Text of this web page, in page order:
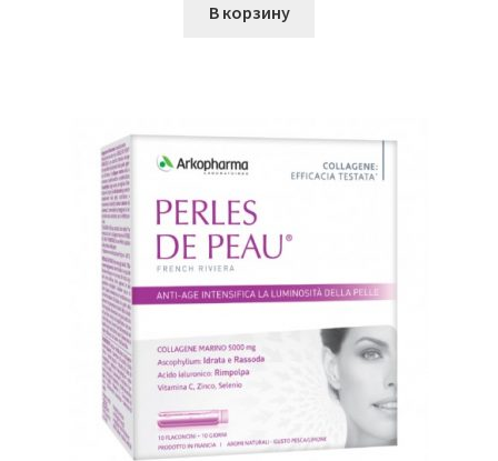
В корзину